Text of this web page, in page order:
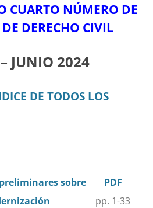
CUARTO NÚMERO DE
DERECHO CIVIL
JUNIO 2024
DE TODOS LOS
sobre
PDF
pp. 1-33